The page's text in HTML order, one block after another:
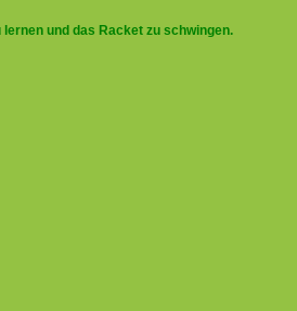
und das Racket zu schwingen.